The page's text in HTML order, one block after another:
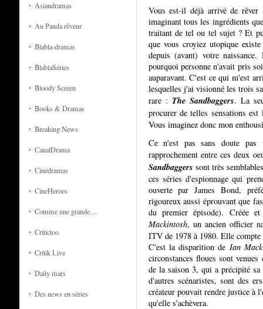
Asiandramas
Au Panda rêveur
Blabla-dramas
BlablaSéries
Bloody Screen
Books & Dramas
Breaking News
CanalDrama
Cinédramas
CineHeroes
Comme une grande....
Critictoo
Critik Live
Daily mars
Des news en séries
Vous est-il déjà arrivé de rêver
imaginant tous les ingrédients
traitant de tel ou tel sujet ? Et
que vous croyiez utopique
depuis (avant) votre
pourquoi personne n'avait pris
auparavant. C'est ce qui m'est
lesquelles j'ai visionné les trois
rare : The Sandbaggers. La
procurer de telles sensations
Vous imaginez donc mon
Ce n'est pas sans doute
rapprochement entre ces deux
Sandbaggers sont très
ces séries d'espionnage qui
ouverte par James Bond,
rigoureux aussi éprouvant que
du premier épisode). Créée
Mackintosh, un ancien officier
ITV de 1978 à 1980. Elle
C'est la disparition de Ian
circonstances floues sont
de la saison 3, qui a précipité
d'autres scénaristes, sont des
créateur pouvait rendre justice à
qu'elle s'achèvera.